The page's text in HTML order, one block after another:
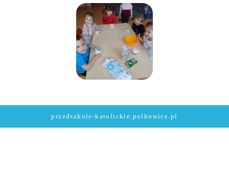
przedszkole-katolickie.polkowice.pl